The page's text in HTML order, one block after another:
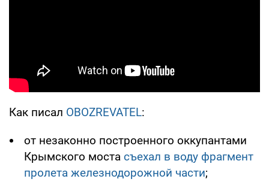
Как писал OBOZREVATEL:
от незаконно построенного оккупантами
Крымского моста съехал в воду фрагмент
пролета железнодорожной части;